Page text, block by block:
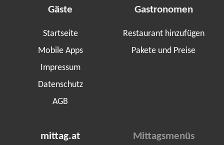
Gäste
Startseite
Mobile Apps
Impressum
Datenschutz
AGB
Gastronomen
Restaurant hinzufügen
Pakete und Preise
mittag.at Mittagsmenüs